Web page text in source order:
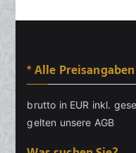
* Alle Preisangaben
brutto in EUR inkl.
gelten unsere AGB